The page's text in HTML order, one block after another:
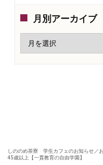
月別アーカイブ
しののめ茶寮 学生カフェのお知らせ／
45歳以上【一貫教育の自由学園】